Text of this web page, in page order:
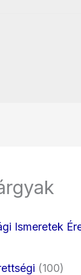
Ismeretek
(100)